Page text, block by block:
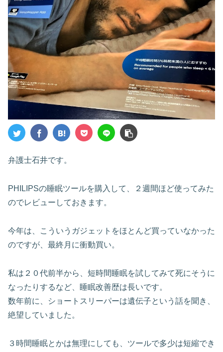
弁護士石井です。
PHILIPSの睡眠ツールを購入して、２週間ほど使ってみた
のでレビューしておきます。
今年は、こういうガジェットをほとんど買っていなかった
のですが、最終月に衝動買い。
私は２０代前半から、短時間睡眠を試してみて死にそうに
なったりするなど、睡眠改善歴は長いです。
数年前に、ショートスリーパーは遺伝子という話を聞き、
絶望していました。
３時間睡眠とかは無理にしても、ツールで多少は短縮でき